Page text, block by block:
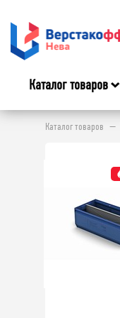
Каталог товаров
Каталог товаров